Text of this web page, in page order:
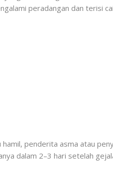
peradangan dan terisi
hamil, penderita asma atau
dalam 2–3 hari setelah